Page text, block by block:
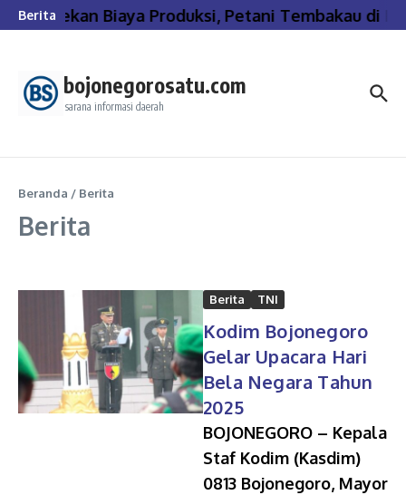
Lewati ke konten
BeritaTekan Biaya Produksi, Petani Tembakau di
bojonegorosatu.com
sarana informasi daerah
Beranda / Berita
Berita
Berita TNI
Kodim Bojonegoro
Gelar Upacara Hari
Bela Negara Tahun
2025
BOJONEGORO – Kepala
Staf Kodim (Kasdim)
0813 Bojonegoro, Mayor